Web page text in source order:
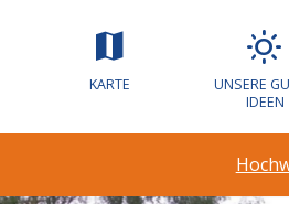
KARTE
UNSERE
IDEEN